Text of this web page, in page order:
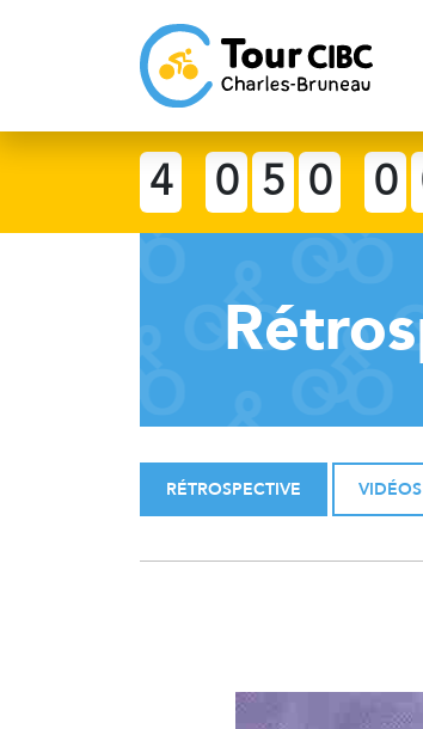
4 0 5 0 0
RÉTROSPECTIVE VIDÉOS